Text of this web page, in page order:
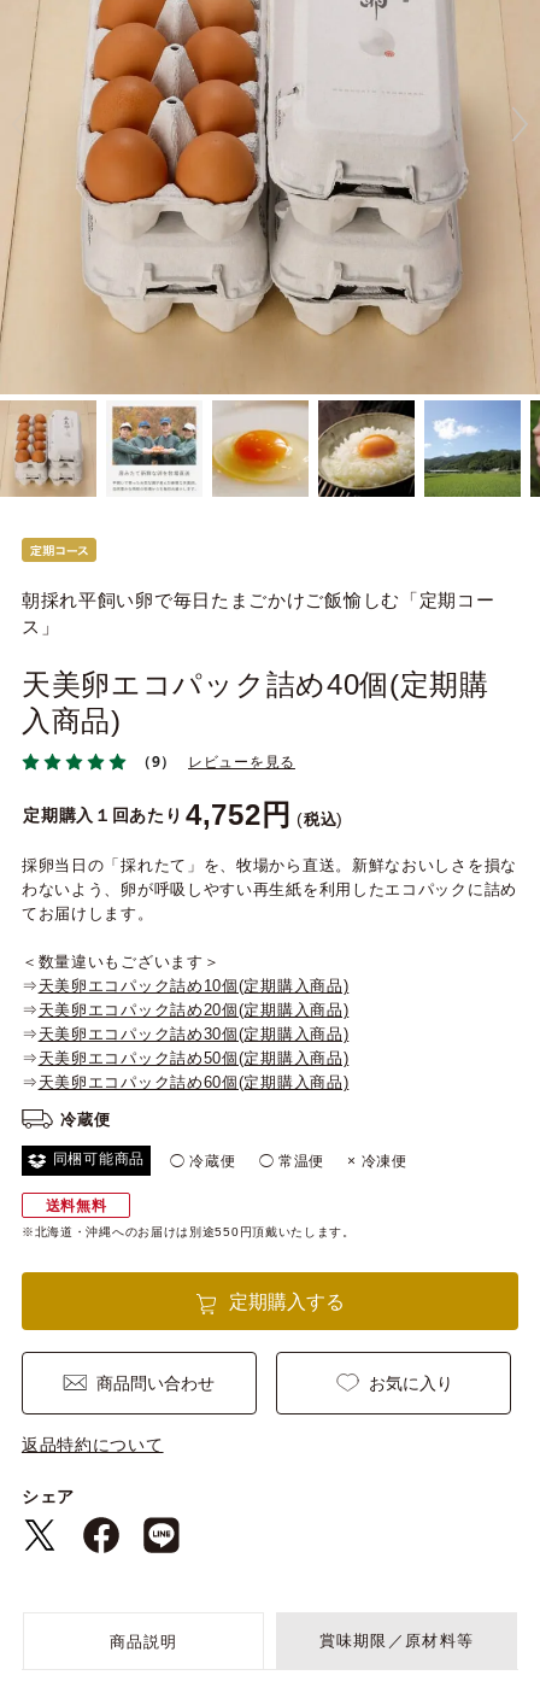
朝採れ平飼い卵で毎日たまごかけご飯愉しむ「定期コー
ス」
天美卵エコパック詰め40個(定期購
入商品)
（9） レビューを見る
定期購入１回あたり 4,752 税込
採卵当日の「採れたて」を、牧場から直送。新鮮なおいしさを損な
わないよう、卵が呼吸しやすい再生紙を利用したエコパックに詰め
てお届けします。
＜数量違いもございます＞
⇒ 天美卵エコパック詰め10個(定期購入商品)
⇒ 天美卵エコパック詰め20個(定期購入商品)
⇒ 天美卵エコパック詰め30個(定期購入商品)
⇒ 天美卵エコパック詰め50個(定期購入商品)
⇒ 天美卵エコパック詰め60個(定期購入商品)
冷蔵便
同梱可能商品 ◯ 冷蔵便 ◯ 常温便 × 冷凍便
送料無料
※北海道・沖縄へのお届けは別途550円頂戴いたします。
定期購入する
商品問い合わせ お気に入り
返品特約について
シェア
商品説明 賞味期限／原材料等